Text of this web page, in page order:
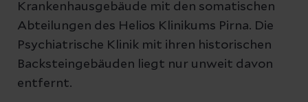
Krankenhausgebäude mit den somatischen
Abteilungen des Helios Klinikums Pirna. Die
Psychiatrische Klinik mit ihren historischen
Backsteingebäuden liegt nur unweit davon
entfernt.